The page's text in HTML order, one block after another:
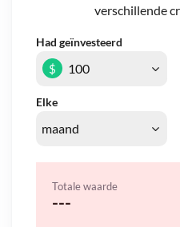
verschillende
Had geïnvesteerd
Elke
$
Totale waarde
---